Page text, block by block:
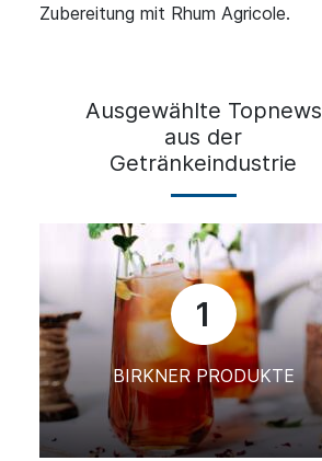
Zubereitung mit Rhum Agricole.
Ausgewählte Topnews
aus der
Getränkeindustrie
1
BIRKNER PRODUKTE